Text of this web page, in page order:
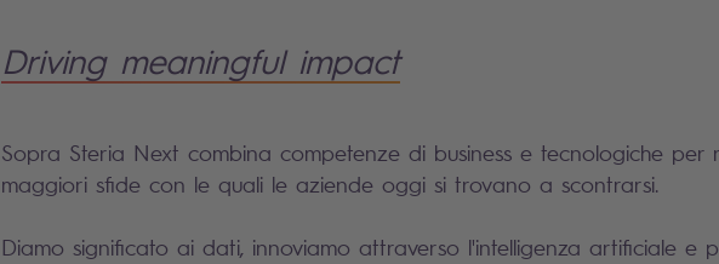
Driving meaningful impact
Sopra Steria Next combina competenze di business e tecnologiche per
maggiori sfide con le quali le aziende oggi si trovano a scontrarsi.
Diamo significato ai dati, innoviamo attraverso l'intelligenza artificiale e